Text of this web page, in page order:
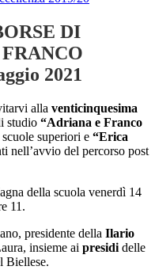
DI
2021
alla venticinquesima
studio “Adriana e Franco
superiori e “Erica
nell’avvio del percorso post
della scuola venerdì 14
11.
presidente della Ilario
insieme ai presidi delle
Biellese.